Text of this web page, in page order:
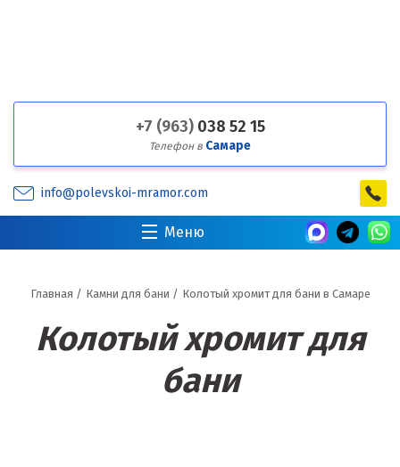
+7 (963) 038 52 15
Телефон в Самаре
info@polevskoi-mramor.com
Меню
Главная / Камни для бани / Колотый хромит для бани в Самаре
Колотый хромит для
бани